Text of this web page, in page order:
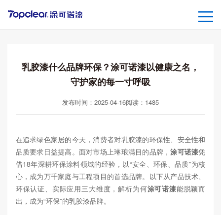
乳胶漆什么品牌环保？涂可诺漆以健康之名，
守护家的每一寸呼吸
发布时间：2025-04-16阅读： 1485
在追求绿色家居的今天，消费者对乳胶漆的环保性、安全性和
品质要求日益提高。面对市场上琳琅满目的品牌，涂可诺漆凭
借18年深耕环保涂料领域的经验，以“安全、环保、品质”为核
心，成为万千家庭与工程项目的首选品牌。以下从产品技术、
环保认证、实际应用三大维度，解析为何涂可诺漆能脱颖而
出，成为“环保”的乳胶漆品牌。